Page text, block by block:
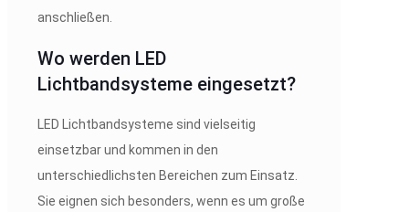
anschließen.
Wo werden LED
Lichtbandsysteme eingesetzt?
LED Lichtbandsysteme sind vielseitig
einsetzbar und kommen in den
unterschiedlichsten Bereichen zum Einsatz.
Sie eignen sich besonders, wenn es um große